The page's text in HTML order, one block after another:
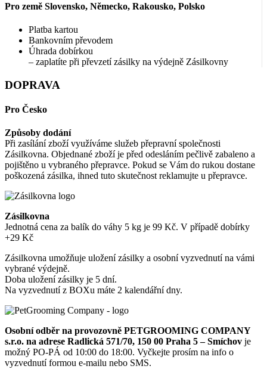
Pro země Slovensko, Německo, Rakousko, Polsko
Platba kartou
Bankovním převodem
Úhrada dobírkou
– zaplatíte při převzetí zásilky na výdejně Zásilkovny
DOPRAVA
Pro Česko
Způsoby dodání
Při zasílání zboží využíváme služeb přepravní společnosti
Zásilkovna. Objednané zboží je před odesláním pečlivě zabaleno a
pojištěno u vybraného přepravce. Pokud se Vám do rukou dostane
poškozená zásilka, ihned tuto skutečnost reklamujte u přepravce.
Zásilkovna
Jednotná cena za balík do váhy 5 kg je 99 Kč. V případě dobírky
+29 Kč
Zásilkovna umožňuje uložení zásilky a osobní vyzvednutí na vámi
vybrané výdejně.
Doba uložení zásilky je 5 dní.
Na vyzvednutí z BOXu máte 2 kalendářní dny.
Osobní odběr na provozovně PETGROOMING COMPANY
s.r.o. na adrese Radlická 571/70, 150 00 Praha 5 – Smíchov je
možný PO-PÁ od 10:00 do 18:00. Vyčkejte prosím na info o
vyzvednutí formou e-mailu nebo SMS.